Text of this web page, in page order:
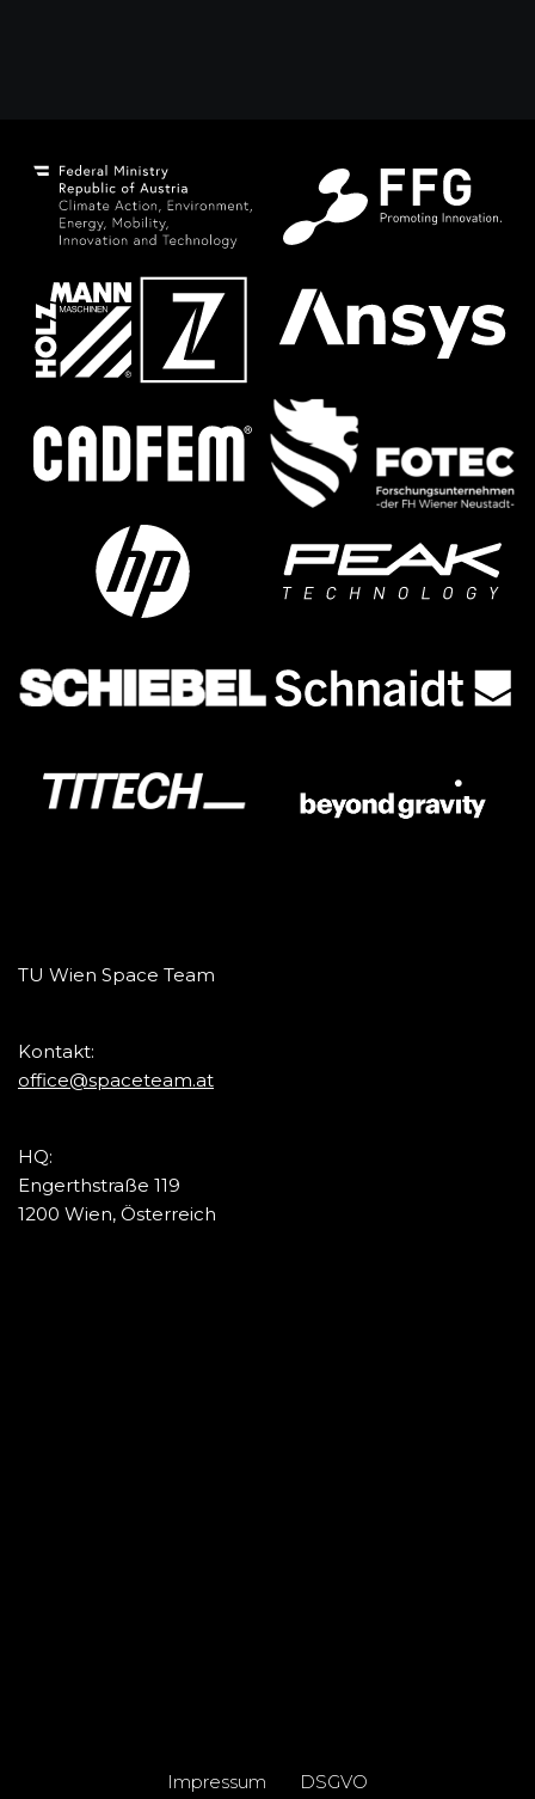
TU Wien Space Team
Kontakt:
office@spaceteam.at
HQ:
Engerthstraße 119
1200 Wien, Österreich
Impressum DSGVO